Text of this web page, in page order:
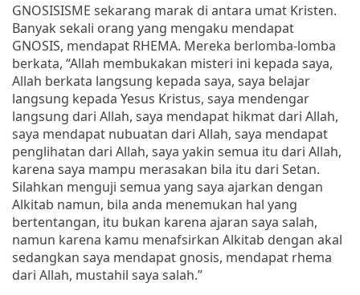
GNOSISISME sekarang marak di antara umat Kristen.
Banyak sekali orang yang mengaku mendapat
GNOSIS, mendapat RHEMA. Mereka berlomba-lomba
berkata, “Allah membukakan misteri ini kepada saya,
Allah berkata langsung kepada saya, saya belajar
langsung kepada Yesus Kristus, saya mendengar
langsung dari Allah, saya mendapat hikmat dari Allah,
saya mendapat nubuatan dari Allah, saya mendapat
penglihatan dari Allah, saya yakin semua itu dari Allah,
karena saya mampu merasakan bila itu dari Setan.
Silahkan menguji semua yang saya ajarkan dengan
Alkitab namun, bila anda menemukan hal yang
bertentangan, itu bukan karena ajaran saya salah,
namun karena kamu menafsirkan Alkitab dengan akal
sedangkan saya mendapat gnosis, mendapat rhema
dari Allah, mustahil saya salah.”